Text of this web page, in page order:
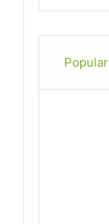
Popular